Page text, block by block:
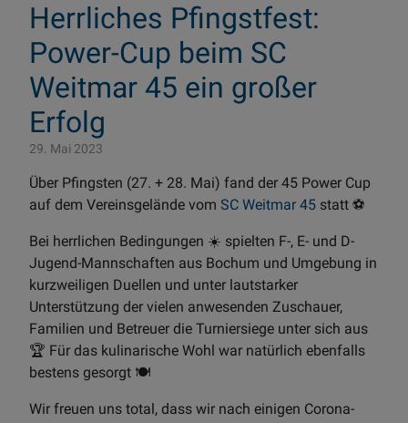
Herrliches Pfingstfest:
Power-Cup beim SC
Weitmar 45 ein großer
Erfolg
29. Mai 2023
Über Pfingsten (27. + 28. Mai) fand der 45 Power Cup
auf dem Vereinsgelände vom SC Weitmar 45 statt ⚽
Bei herrlichen Bedingungen ☀️ spielten F-, E- und D-
Jugend-Mannschaften aus Bochum und Umgebung in
kurzweiligen Duellen und unter lautstarker
Unterstützung der vielen anwesenden Zuschauer,
Familien und Betreuer die Turniersiege unter sich aus
🏆 Für das kulinarische Wohl war natürlich ebenfalls
bestens gesorgt 🍽️
Wir freuen uns total, dass wir nach einigen Corona-